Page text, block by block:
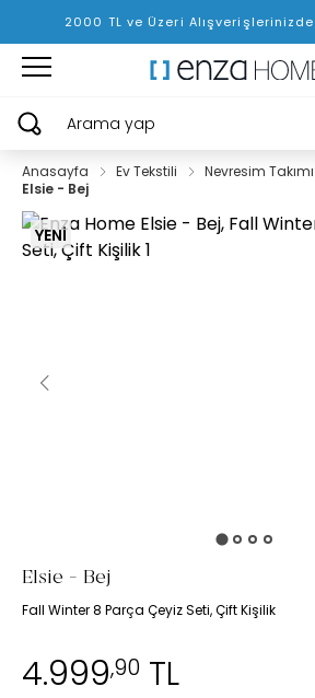
2000 TL ve Üzeri
Arama yap
Anasayfa Ev Tekstili Nevresim
Elsie - Bej
YENİ
Elsie - Bej
Fall Winter 8 Parça Çeyiz Seti, Çift Kişilik
4.999,90 TL